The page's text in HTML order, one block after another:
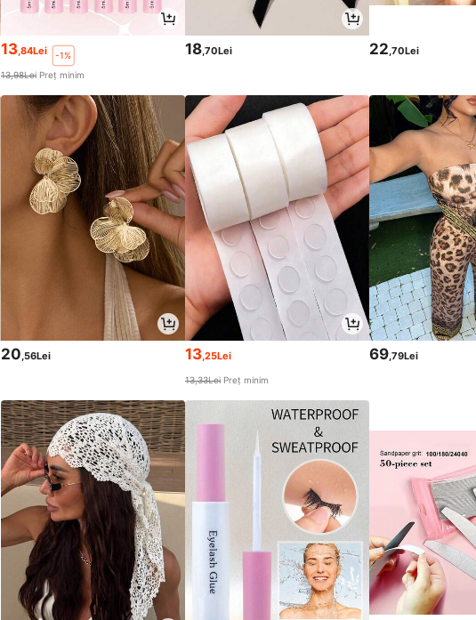
13,84Lei
-1%
13,98Lei Preț minim
18,70Lei 22,70Lei
20 ,56Lei 13,25Lei
13,33Lei Preț minim
69,79Lei